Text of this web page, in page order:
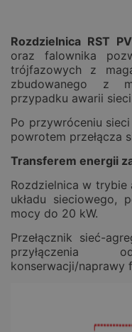
Rozdzielnica RST
oraz falownika
trójfazowych z
zbudowanego z
przypadku awarii
Po przywróceniu
powrotem przełącza
Transferem energii
Rozdzielnica w trybie
układu sieciowego,
mocy do 20 kW.
Przełącznik sieć-
przyłączenia
konserwacji/naprawy